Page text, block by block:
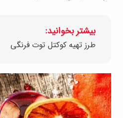
بیشتر بخوانید:
طرز تهیه کوکتل توت‌ فرنگی